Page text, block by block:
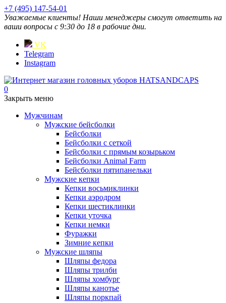
+7 (495) 147-54-01
Уважаемые клиенты! Наши менеджеры смогут ответить на
ваши вопросы с 9:30 до 18 в рабочие дни.
VK
Telegram
Instagram
0
Закрыть меню
Мужчинам
Мужские бейсболки
Бейсболки
Бейсболки с сеткой
Бейсболки с прямым козырьком
Бейсболки Animal Farm
Бейсболки пятипанельки
Мужские кепки
Кепки восьмиклинки
Кепки аэродром
Кепки шестиклинки
Кепки уточка
Кепки немки
Фуражки
Зимние кепки
Мужские шляпы
Шляпы федора
Шляпы трилби
Шляпы хомбург
Шляпы канотье
Шляпы поркпай